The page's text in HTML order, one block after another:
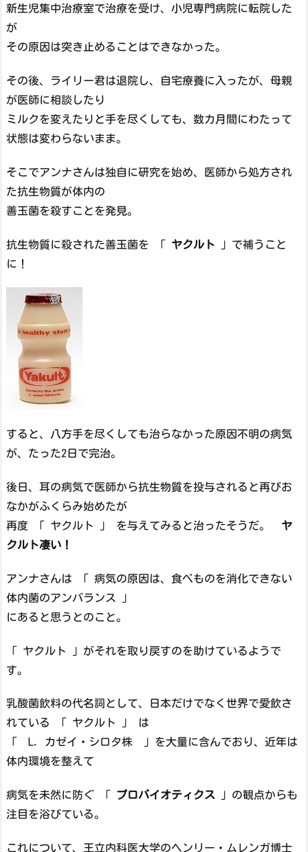
新生児集中治療室で治療を受け、小児専門病院に転院した
が
その原因は突き止めることはできなかった。
その後、ライリー君は退院し、自宅療養に入ったが、母親
が医師に相談したり
ミルクを変えたりと手を尽くしても、数カ月間にわたって
状態は変わらないまま。
そこでアンナさんは独自に研究を始め、医師から処方され
た抗生物質が体内の
善玉菌を殺すことを発見。
抗生物質に殺された善玉菌を 「 ヤクルト 」で補うこと
に！
すると、八方手を尽くしても治らなかった原因不明の病気
が、たった2日で完治。
後日、耳の病気で医師から抗生物質を投与されると再びお
なかがふくらみ始めたが
再度 「 ヤクルト 」 を与えてみると治ったそうだ。 ヤ
クルト凄い！
アンナさんは 「 病気の原因は、食べものを消化できない
体内菌のアンバランス 」
にあると思うとのこと。
「 ヤクルト 」がそれを取り戻すのを助けているようで
す。
乳酸菌飲料の代名詞として、日本だけでなく世界で愛飲さ
れている 「 ヤクルト 」 は
「 L. カゼイ・シロタ株 」を大量に含んでおり、近年は
体内環境を整えて
病気を未然に防ぐ 「 プロバイオティクス 」の観点からも
注目を浴びている。
これについて、王立内科医大学のヘンリー・ムレンガ博士